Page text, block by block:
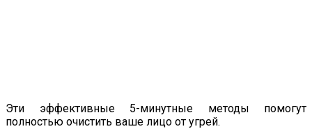
Эти эффективные 5-минутные методы помогут
полностью очистить ваше лицо от угрей.